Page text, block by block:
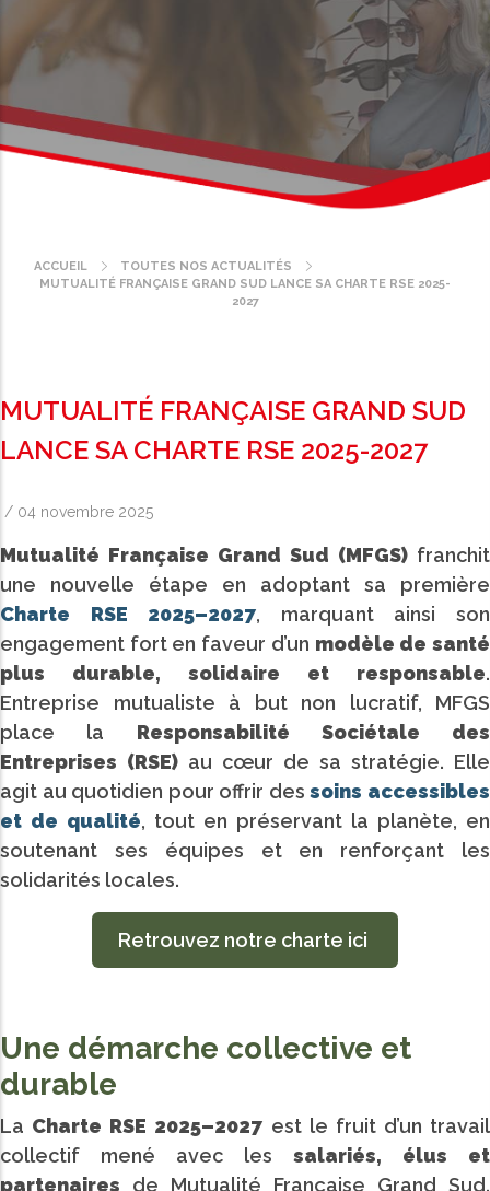
Fil
ACCUEIL
TOUTES NOS ACTUALITÉS
MUTUALITÉ FRANÇAISE GRAND SUD LANCE SA CHARTE RSE 2025-
2027
MUTUALITÉ FRANÇAISE GRAND SUD
LANCE SA CHARTE RSE 2025-2027
/ 04 novembre 2025
Mutualité Française Grand Sud (MFGS) franchit
une nouvelle étape en adoptant sa première
Charte RSE 2025–2027, marquant ainsi son
engagement fort en faveur d’un modèle de santé
plus durable, solidaire et responsable.
Entreprise mutualiste à but non lucratif, MFGS
place la Responsabilité Sociétale des
Entreprises (RSE) au cœur de sa stratégie. Elle
agit au quotidien pour offrir dessoins accessibles
et de qualité, tout en préservant la planète, en
soutenant ses équipes et en renforçant les
solidarités locales.
Retrouvez notre charte ici
Une démarche collective et
durable
La Charte RSE 2025–2027 est le fruit d’un travail
collectif mené avec les salariés, élus et
partenaires de Mutualité Française Grand Sud.